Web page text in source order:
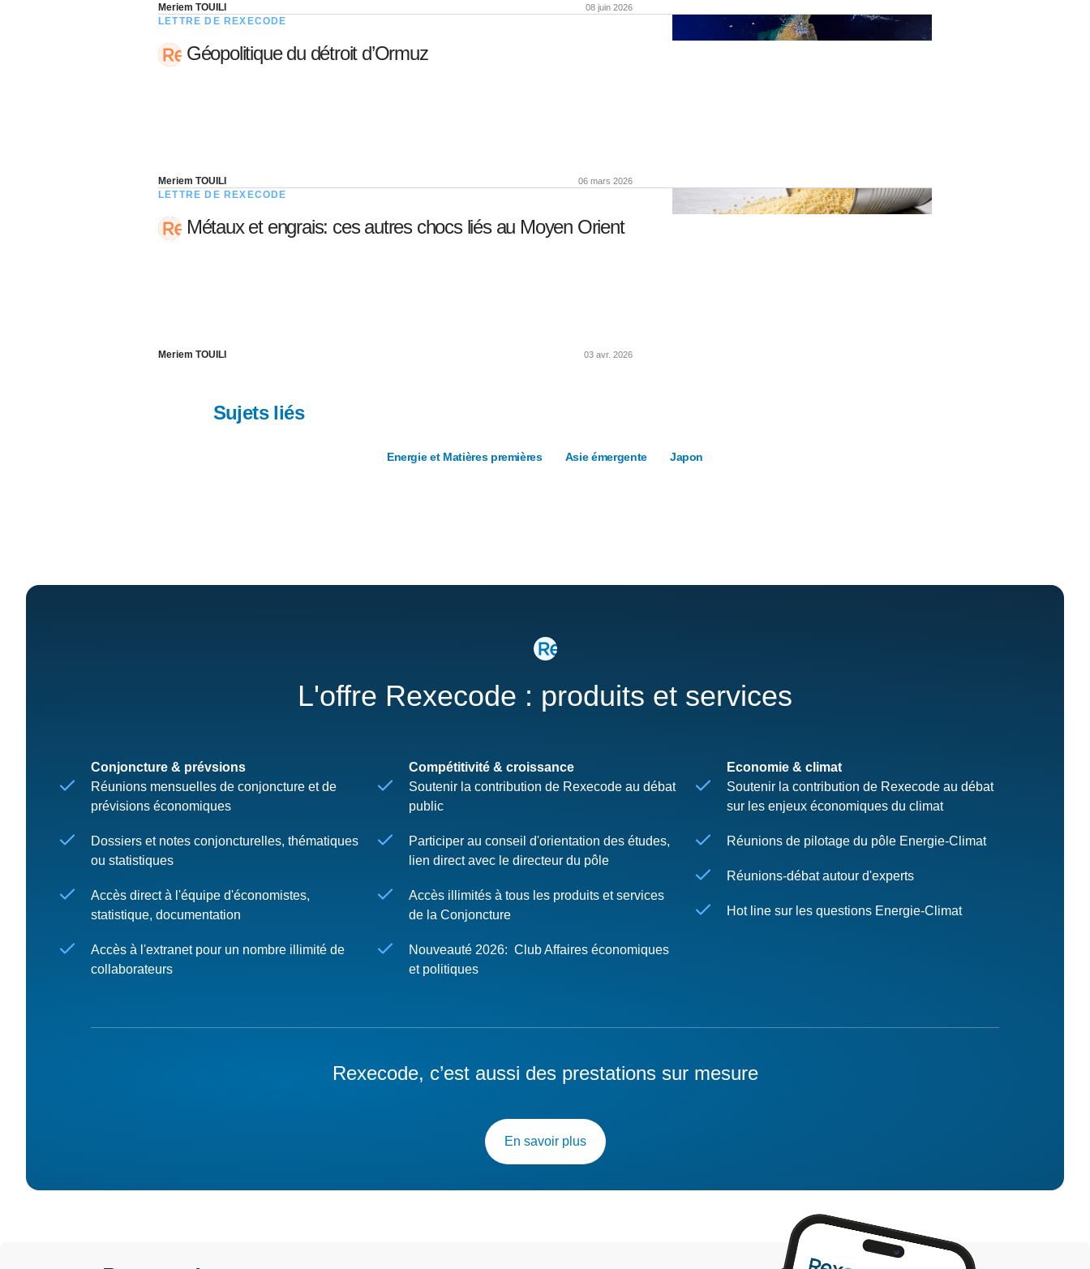
Meriem TOUILI 08 juin 2026
LETTRE DE REXECODE
Géopolitique du détroit d’Ormuz
Meriem TOUILI 06 mars 2026
LETTRE DE REXECODE
Métaux et engrais: ces autres chocs liés au Moyen Orient
Meriem TOUILI 03 avr. 2026
Sujets liés
Energie et Matières premières Asie émergente Japon
L'offre Rexecode : produits et services
Conjoncture & prévsions
Réunions mensuelles de conjoncture et de
prévisions économiques
Dossiers et notes conjoncturelles, thématiques
ou statistiques
Accès direct à l'équipe d'économistes,
statistique, documentation
Accès à l'extranet pour un nombre illimité de
collaborateurs
Compétitivité & croissance
Soutenir la contribution de Rexecode au débat
public
Participer au conseil d'orientation des études,
lien direct avec le directeur du pôle
Accès illimités à tous les produits et services
de la Conjoncture
Nouveauté 2026: Club Affaires économiques
et politiques
Economie & climat
Soutenir la contribution de Rexecode au débat
sur les enjeux économiques du climat
Réunions de pilotage du pôle Energie-Climat
Réunions-débat autour d'experts
Hot line sur les questions Energie-Climat
Rexecode, c’est aussi des prestations sur mesure
En savoir plus